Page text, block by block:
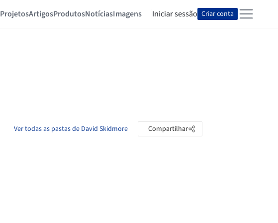
ProjetosArtigosProdutosNotíciasImagens Iniciar sessão Criar conta
Ver todas as pastas de David Skidmore Compartilhar